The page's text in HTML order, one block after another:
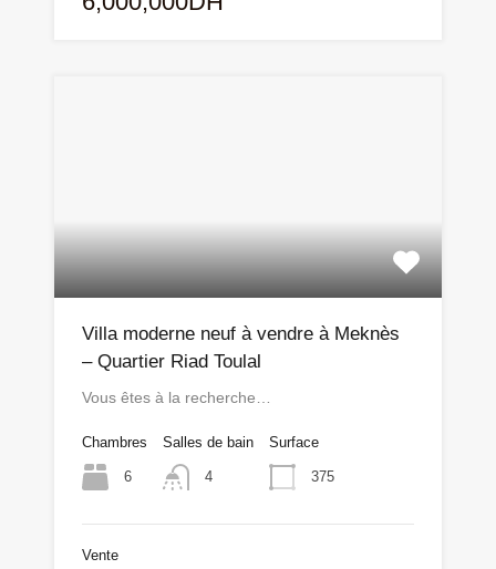
Villa moderne neuf à vendre à Meknès
– Quartier Riad Toulal
Vous êtes à la recherche…
Chambres
6
Salles de bain
4
Surface
375
Vente